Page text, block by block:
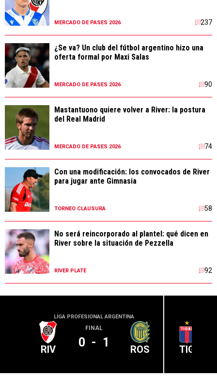
MERCADO DE PASES 2026 237
¿Se va? Un club del fútbol argentino hizo una
oferta formal por Maxi Salas
MERCADO DE PASES 2026 90
Mastantuono quiere volver a River: la postura
del Real Madrid
MERCADO DE PASES 2026 74
Con una modificación: los convocados de River
para jugar ante Gimnasia
TORNEO CLAUSURA 58
No será reincorporado al plantel: qué dicen en
River sobre la situación de Pezzella
RIVER PLATE 92
LIGA PROFESIONAL ARGENTINA
RIV
FINAL
0 - 1 ROS TIG